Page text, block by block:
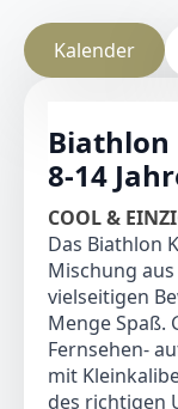
Kalender
Biathlon
8-14
COOL &
Das Biathlon
Mischung
vielseitigen
Menge Spaß.
Fernsehen-
mit
des richtigen